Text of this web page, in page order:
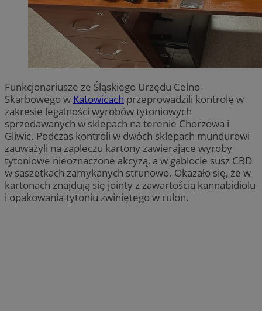
Funkcjonariusze ze Śląskiego Urzędu Celno-
Skarbowego w Katowicach przeprowadzili kontrolę w
zakresie legalności wyrobów tytoniowych
sprzedawanych w sklepach na terenie Chorzowa i
Gliwic. Podczas kontroli w dwóch sklepach mundurowi
zauważyli na zapleczu kartony zawierające wyroby
tytoniowe nieoznaczone akcyzą, a w gablocie susz CBD
w saszetkach zamykanych strunowo. Okazało się, że w
kartonach znajdują się jointy z zawartością kannabidiolu
i opakowania tytoniu zwiniętego w rulon.